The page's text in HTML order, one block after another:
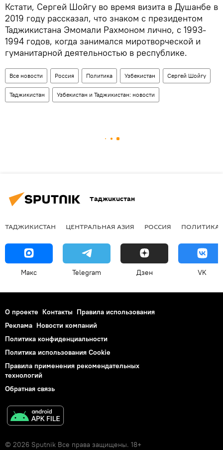
Кстати, Сергей Шойгу во время визита в Душанбе в
2019 году рассказал, что знаком с президентом
Таджикистана Эмомали Рахмоном лично, с 1993-
1994 годов, когда занимался миротворческой и
гуманитарной деятельностью в республике.
Все новости Россия Политика Узбекистан Сергей Шойгу
Таджикистан Узбекистан и Таджикистан: новости
Таджикистан
ТАДЖИКИСТАН ЦЕНТРАЛЬНАЯ АЗИЯ РОССИЯ ПОЛИТИКА
Макс Telegram Дзен VK
О проекте Контакты Правила использования
Реклама Новости компаний
Политика конфиденциальности
Политика использования Cookie
Правила применения рекомендательных
технологий
Обратная связь
© 2026 Sputnik Все права защищены. 18+